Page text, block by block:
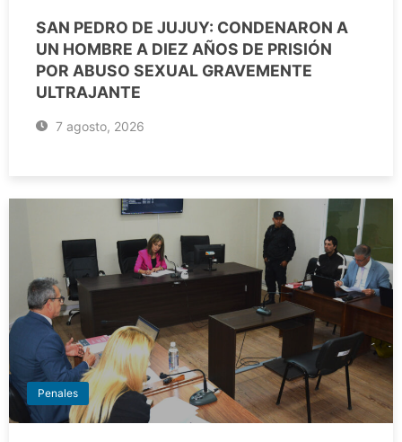
SAN PEDRO DE JUJUY: CONDENARON A
UN HOMBRE A DIEZ AÑOS DE PRISIÓN
POR ABUSO SEXUAL GRAVEMENTE
ULTRAJANTE
7 agosto, 2026
Penales